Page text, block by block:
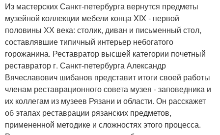
Из мастерских Санкт-петербурга вернутся предметы
музейной коллекции мебели конца XIX - первой
половины ХХ века: столик, диван и письменный стол,
составлявшие типичный интерьер небогатого
горожанина. Реставратор высшей категории почетный
реставратор г. Санкт-петербурга Александр
Вячеславович шибанов представит итоги своей работы
членам реставрационного совета музея - заповедника и
их коллегам из музеев Рязани и области. Он расскажет
об этапах реставрации рязанских предметов,
примененной методике и сложностях этого процесса.